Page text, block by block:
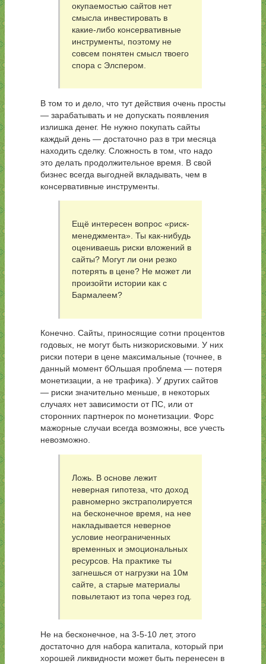
окупаемостью сайтов нет
смысла инвестировать в
какие-либо консервативные
инструменты, поэтому не
совсем понятен смысл твоего
спора с Элспером.
В том то и дело, что тут действия очень просты
— зарабатывать и не допускать появления
излишка денег. Не нужно покупать сайты
каждый день — достаточно раз в три месяца
находить сделку. Сложность в том, что надо
это делать продолжительное время. В свой
бизнес всегда выгодней вкладывать, чем в
консервативные инструменты.
Ещё интересен вопрос «риск-
менеджмента». Ты как-нибудь
оцениваешь риски вложений в
сайты? Могут ли они резко
потерять в цене? Не может ли
произойти истории как с
Бармалеем?
Конечно. Сайты, приносящие сотни процентов
годовых, не могут быть низкорисковыми. У них
риски потери в цене максимальные (точнее, в
данный момент бОльшая проблема — потеря
монетизации, а не трафика). У других сайтов
— риски значительно меньше, в некоторых
случаях нет зависимости от ПС, или от
сторонних партнерок по монетизации. Форс
мажорные случаи всегда возможны, все учесть
невозможно.
Ложь. В основе лежит
неверная гипотеза, что доход
равномерно экстраполируется
на бесконечное время, на нее
накладывается неверное
условие неограниченных
временных и эмоциональных
ресурсов. На практике ты
загнешься от нагрузки на 10м
сайте, а старые материалы
повылетают из топа через год.
Не на бесконечное, на 3-5-10 лет, этого
достаточно для набора капитала, который при
хорошей ликвидности может быть перенесен в